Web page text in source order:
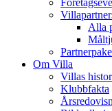
Alla
Om Villa
Villas
Klubbfakta